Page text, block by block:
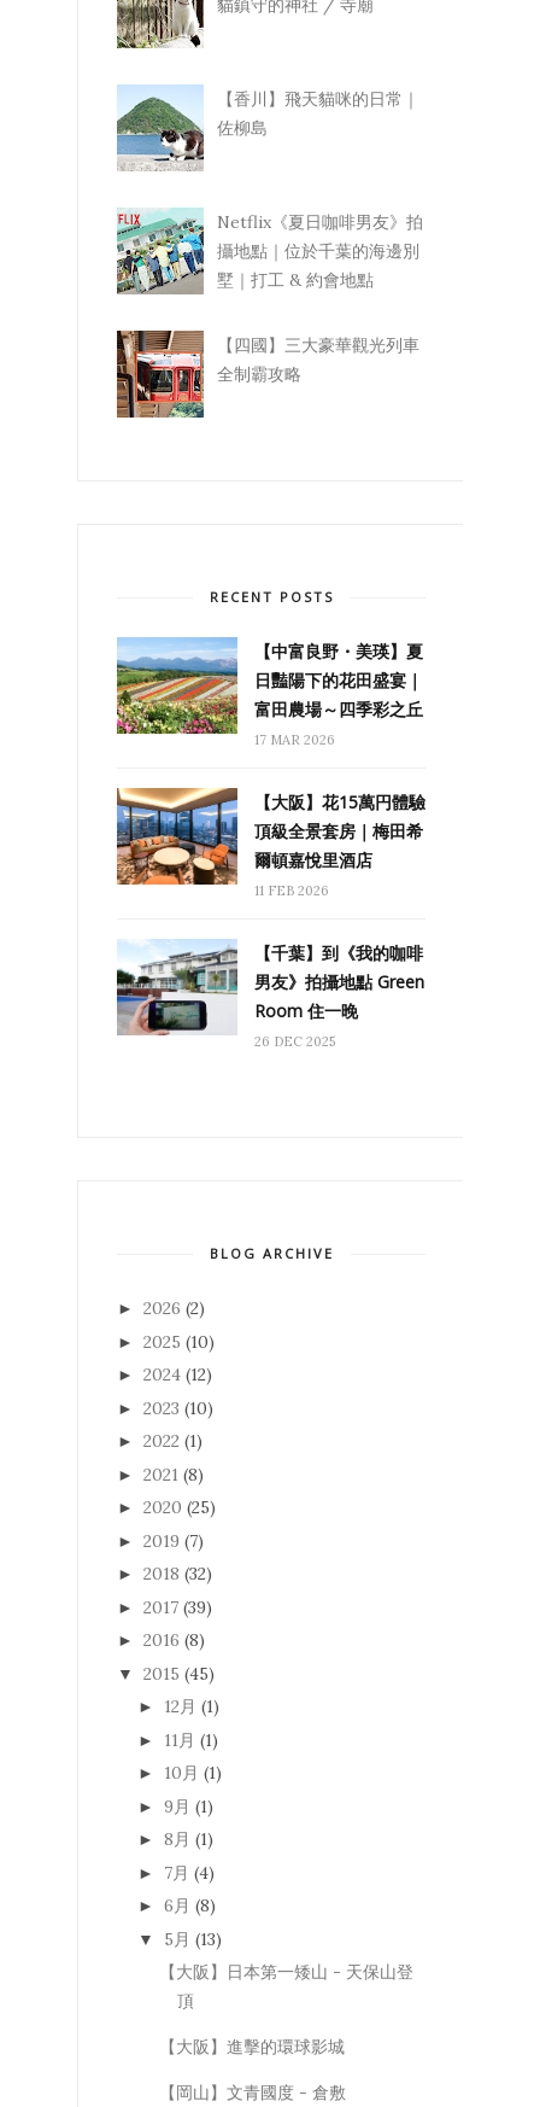
貓鎮守的神社 / 寺廟
【香川】飛天貓咪的日常｜
佐柳島
Netflix《夏日咖啡男友》拍
攝地點｜位於千葉的海邊別
墅｜打工 & 約會地點
【四國】三大豪華觀光列車
全制霸攻略
RECENT POSTS
【中富良野・美瑛】夏
日豔陽下的花田盛宴｜
富田農場～四季彩之丘
17 MAR 2026
【大阪】花15萬円體驗
頂級全景套房｜梅田希
爾頓嘉悅里酒店
11 FEB 2026
【千葉】到《我的咖啡
男友》拍攝地點 Green
Room 住一晚
26 DEC 2025
BLOG ARCHIVE
► 2026 (2)
► 2025 (10)
► 2024 (12)
► 2023 (10)
► 2022 (1)
► 2021 (8)
► 2020 (25)
► 2019 (7)
► 2018 (32)
► 2017 (39)
► 2016 (8)
▼ 2015 (45)
► 12月 (1)
► 11月 (1)
► 10月 (1)
► 9月 (1)
► 8月 (1)
► 7月 (4)
► 6月 (8)
▼ 5月 (13)
【大阪】日本第一矮山 - 天保山登
頂
【大阪】進擊的環球影城
【岡山】文青國度 - 倉敷